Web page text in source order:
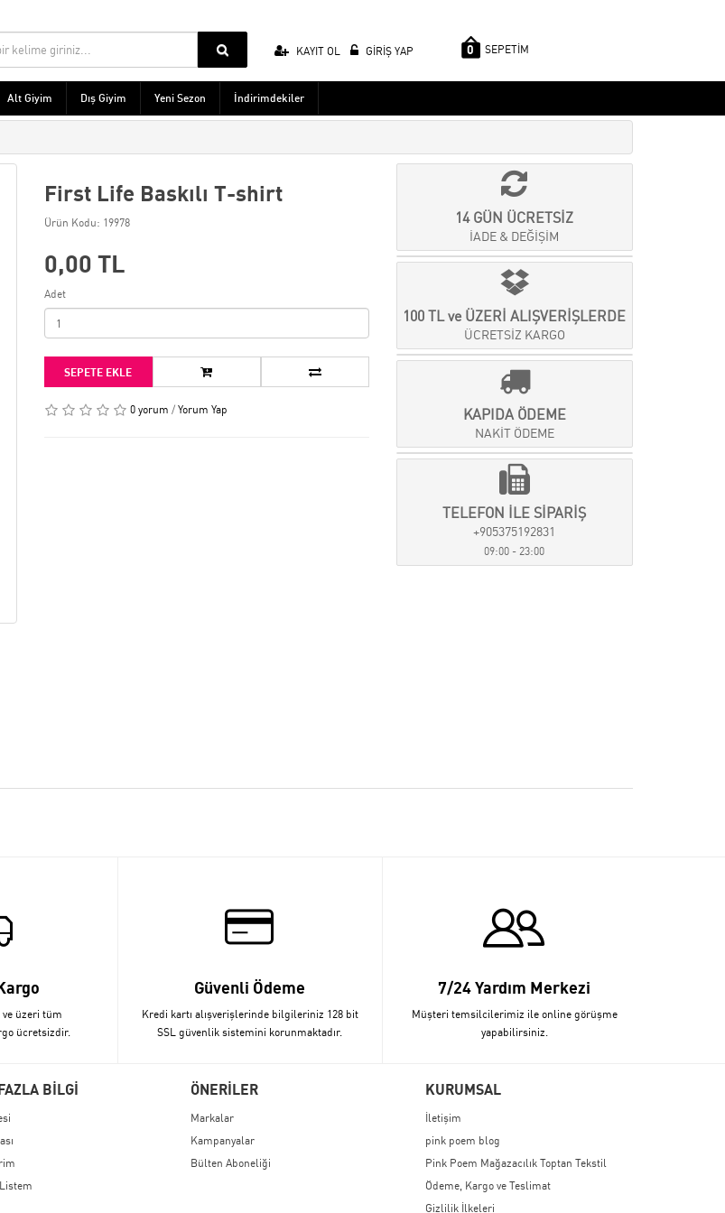
KAYIT OL GİRİŞ YAP 0 SEPETİM
Alt Giyim Dış Giyim Yeni Sezon İndirimdekiler
First Life Baskılı T-shirt
Ürün Kodu: 19978
0,00 TL
Adet
SEPETE EKLE
0 yorum / Yorum Yap
14 GÜN ÜCRETSİZ
İADE & DEĞİŞİM
100 TL ve ÜZERİ ALIŞVERİŞLERDE
ÜCRETSİZ KARGO
KAPIDA ÖDEME
NAKİT ÖDEME
TELEFON İLE SİPARİŞ
+905375192831
09:00 - 23:00
ve üzeri tüm
ücretsizdir.
Güvenli Ödeme
Kredi kartı alışverişlerinde bilgileriniz 128 bit
SSL güvenlik sistemini korunmaktadır.
7/24 Yardım Merkezi
Müşteri temsilcilerimiz ile online görüşme
yapabilirsiniz.
BİLGİ ÖNERİLER
Markalar
Kampanyalar
Bülten Aboneliği
KURUMSAL
İletişim
pink poem blog
Pink Poem Mağazacılık Toptan Tekstil
Ödeme, Kargo ve Teslimat
Gizlilik İlkeleri